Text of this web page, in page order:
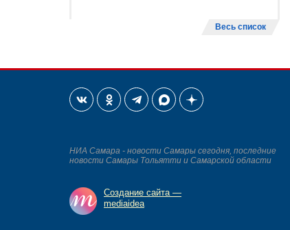
Весь список
НИА Самара - новости Самары сегодня, последние
новости Самары Тольятти и Самарской области
Создание сайта —
mediaidea